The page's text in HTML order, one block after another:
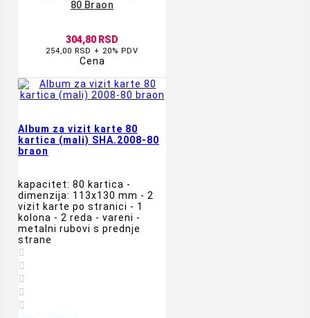
80 Braon
304,80 RSD
254,00 RSD + 20% PDV
Cena
Album za vizit karte 80
kartica (mali) SHA.2008-80
braon
kapacitet: 80 kartica -
dimenzija: 113x130 mm - 2
vizit karte po stranici - 1
kolona - 2 reda - vareni -
metalni rubovi s prednje
strane




